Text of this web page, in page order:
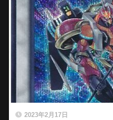
2023年2月17日